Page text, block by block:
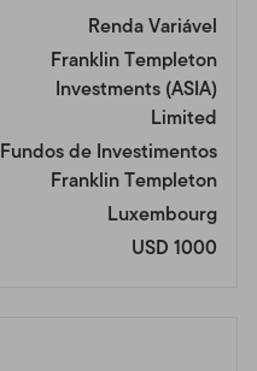
Renda Variável
Franklin Templeton
Investments (ASIA)
Limited
Fundos de Investimentos
Franklin Templeton
Luxembourg
USD 1000